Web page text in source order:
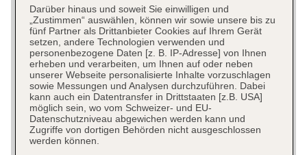
Darüber hinaus und soweit Sie einwilligen und
„Zustimmen“ auswählen, können wir sowie unsere bis zu
fünf Partner als Drittanbieter Cookies auf Ihrem Gerät
setzen, andere Technologien verwenden und
personenbezogene Daten [z. B. IP-Adresse] von Ihnen
erheben und verarbeiten, um Ihnen auf oder neben
unserer Webseite personalisierte Inhalte vorzuschlagen
sowie Messungen und Analysen durchzuführen. Dabei
kann auch ein Datentransfer in Drittstaaten [z.B. USA]
möglich sein, wo vom Schweizer- und EU-
Datenschutzniveau abgewichen werden kann und
Zugriffe von dortigen Behörden nicht ausgeschlossen
werden können.